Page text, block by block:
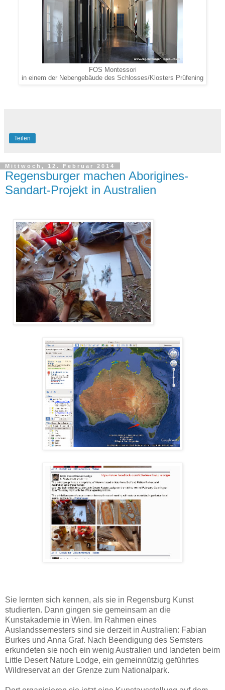
FOS Montessori
in einem der Nebengebäude des Schlosses/Klosters Prüfening
Teilen
Mittwoch, 12. Februar 2014
Regensburger machen Aborigines-
Sandart-Projekt in Australien
Sie lernten sich kennen, als sie in Regensburg Kunst
studierten. Dann gingen sie gemeinsam an die
Kunstakademie in Wien. Im Rahmen eines
Auslandssemesters sind sie derzeit in Australien: Fabian
Burkes und Anna Graf. Nach Beendigung des Semsters
erkundeten sie noch ein wenig Australien und landeten beim
Little Desert Nature Lodge, ein gemeinnützig geführtes
Wildreservat an der Grenze zum Nationalpark.